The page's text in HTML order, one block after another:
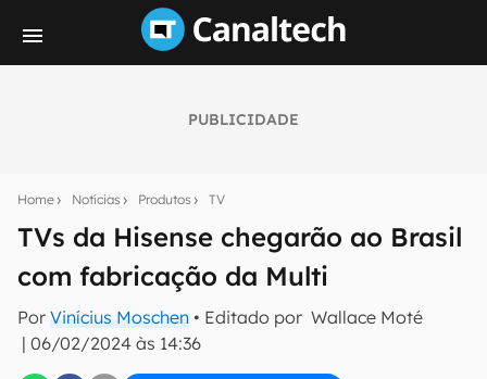
PUBLICIDADE
Home Notícias Produtos TV
TVs da Hisense chegarão ao Brasil
com fabricação da Multi
Por Vinícius Moschen • Editado por Wallace Moté
| 06/02/2024 às 14:36
notícias e reviews sobre tecnologia em primeira
mão.
E-mail